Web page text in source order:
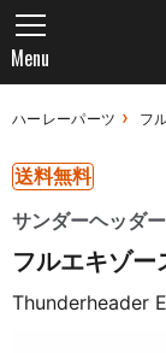
Menu
ハーレーパーツ フ
送料無料
サンダーヘッダ
フルエキゾー
Thunderheader